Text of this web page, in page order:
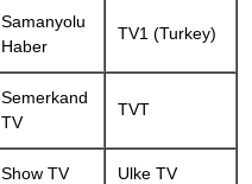
Samanyolu
Haber
TV1 (Turkey)
Semerkand
TV
TVT
Show TV Ulke TV